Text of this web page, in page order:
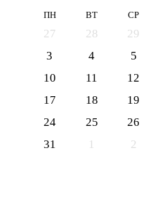
ПН ВТ СР
27 28 29
3
4 5
10
11 12
17
18 19
24
25 26
31
1 2